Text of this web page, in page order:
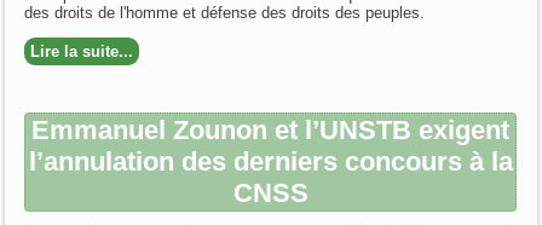
des droits de l'homme et défense des droits des peuples.
Lire la suite...
Emmanuel Zounon et l’UNSTB exigent
l’annulation des derniers concours à la
CNSS